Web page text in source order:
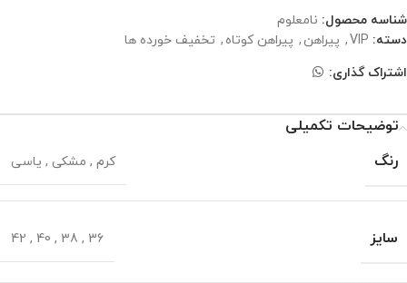
شناسه محصول: نامعلوم
دسته: VIP
, پیراهن , پیراهن کوتاه , تخفیف خورده ها
اشتراک گذاری:
توضیحات تکمیلی
رنگ
کرم , مشکی , یاسی
سایز 36
,
38
,
40
,
42